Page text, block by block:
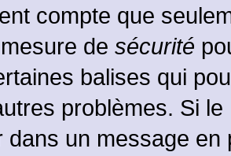
compte que
de sécurité
balises qui
problèmes. Si
dans un message